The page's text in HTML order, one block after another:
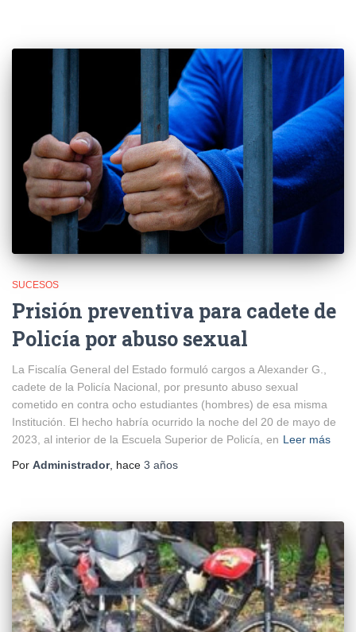
SUCESOS
Prisión preventiva para cadete de
Policía por abuso sexual
La Fiscalía General del Estado formuló cargos a Alexander G.,
cadete de la Policía Nacional, por presunto abuso sexual
cometido en contra ocho estudiantes (hombres) de esa misma
Institución. El hecho habría ocurrido la noche del 20 de mayo de
2023, al interior de la Escuela Superior de Policía, en Leer más
Por Administrador, hace 3 años